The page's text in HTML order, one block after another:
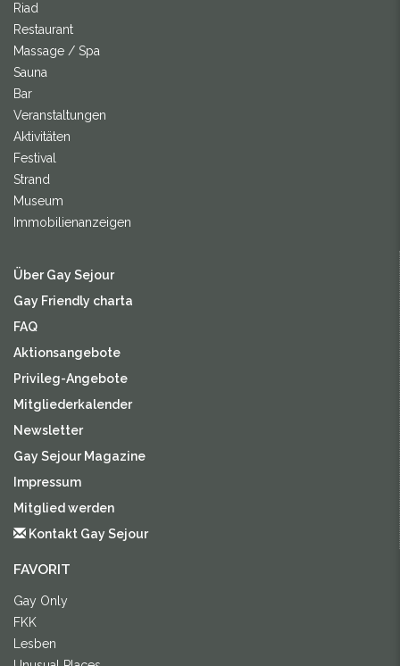
Riad
Restaurant
Massage / Spa
Sauna
Bar
Veranstaltungen
Aktivitäten
Festival
Strand
Museum
Immobilienanzeigen
Über Gay Sejour
Gay Friendly charta
FAQ
Aktionsangebote
Privileg-Angebote
Mitgliederkalender
Newsletter
Gay Sejour Magazine
Impressum
Mitglied werden
Kontakt Gay Sejour
FAVORIT
Gay Only
FKK
Lesben